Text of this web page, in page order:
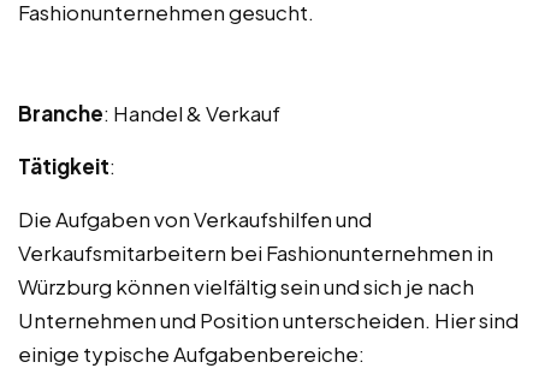
Fashionunternehmen gesucht.
Branche: Handel & Verkauf
Tätigkeit:
Die Aufgaben von Verkaufshilfen und
Verkaufsmitarbeitern bei Fashionunternehmen in
Würzburg können vielfältig sein und sich je nach
Unternehmen und Position unterscheiden. Hier sind
einige typische Aufgabenbereiche: